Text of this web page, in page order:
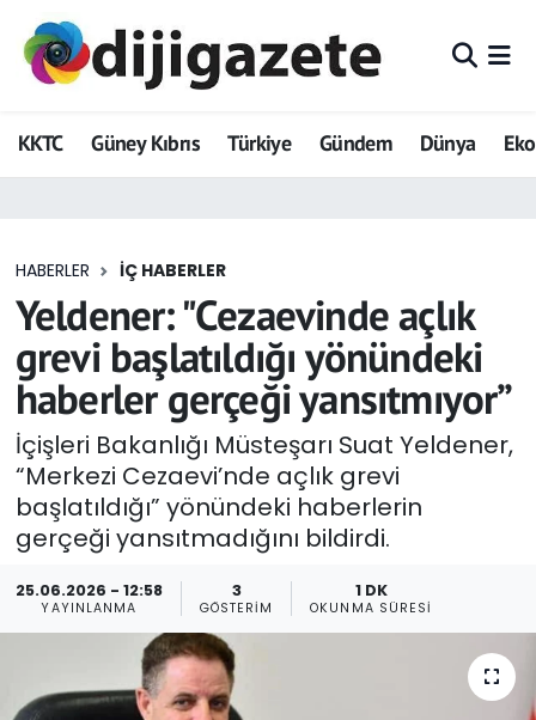
KKTC Güney Kıbrıs Türkiye Gündem Dünya
HABERLER İÇ HABERLER
Yeldener: "Cezaevinde açlık
grevi başlatıldığı yönündeki
haberler gerçeği yansıtmıyor”
İçişleri Bakanlığı Müsteşarı Suat Yeldener,
“Merkezi Cezaevi’nde açlık grevi
başlatıldığı” yönündeki haberlerin
gerçeği yansıtmadığını bildirdi.
25.06.2026 - 12:58
YAYINLANMA
3
GÖSTERIM
1 DK
OKUNMA SÜRESI
ADVERTORIAL
Dijigazete
Eğitim
Ekonomi
Foto Galeri
GEZİ
Güncel
Gündem
KKTC
KKTC YEREL SEÇİM 2018
Hava Durumu
Trafik Durumu
Tüm Manşetler
Son Dakika Haberleri
Haber Arşivi